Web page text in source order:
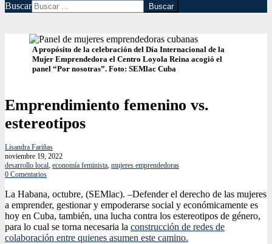
Buscar
A propósito de la celebración del Día Internacional de la
Mujer Emprendedora el Centro Loyola Reina acogió el
panel “Por nosotras”. Foto: SEMlac Cuba
Emprendimiento femenino vs.
estereotipos
Lisandra Fariñas
noviembre 19, 2022
desarrollo local, economía feminista, mujeres emprendedoras
0 Comentarios
La Habana, octubre, (SEMlac). –Defender el derecho de las mujeres
a emprender, gestionar y empoderarse social y económicamente es
hoy en Cuba, también, una lucha contra los estereotipos de género,
para lo cual se torna necesaria la construcción de redes de
colaboración entre quienes asumen este camino.